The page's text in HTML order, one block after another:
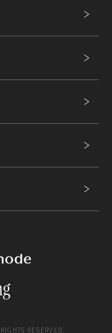
RESERVED.